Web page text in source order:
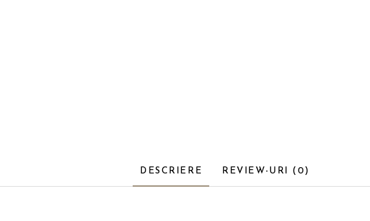
DESCRIERE REVIEW-URI (0)